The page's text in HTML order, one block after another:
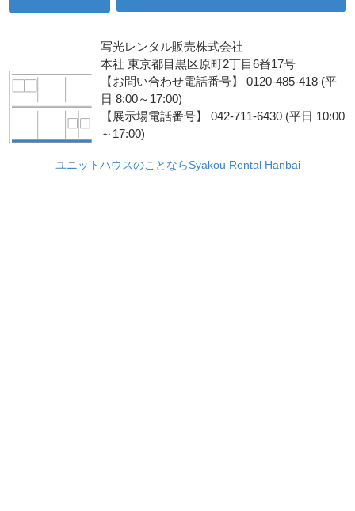
写光レンタル販売株式会社
本社 東京都目黒区原町2丁目6番17号
【お問い合わせ電話番号】 0120-485-418 (平
日 8:00～17:00)
【展示場電話番号】 042-711-6430 (平日 10:00
～17:00)
ユニットハウスのことならSyakou Rental Hanbai